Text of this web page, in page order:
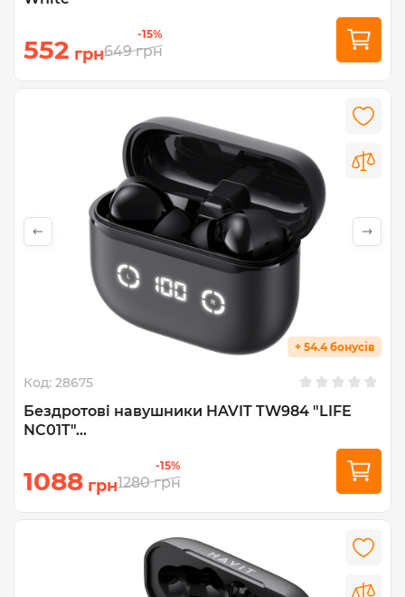
552 грн
-15%
649 грн
+ 54.4 бонусів
Код: 28675
Бездротові навушники HAVIT TW984 "LIFE
NC01T"...
1088 грн
-15%
1280 грн